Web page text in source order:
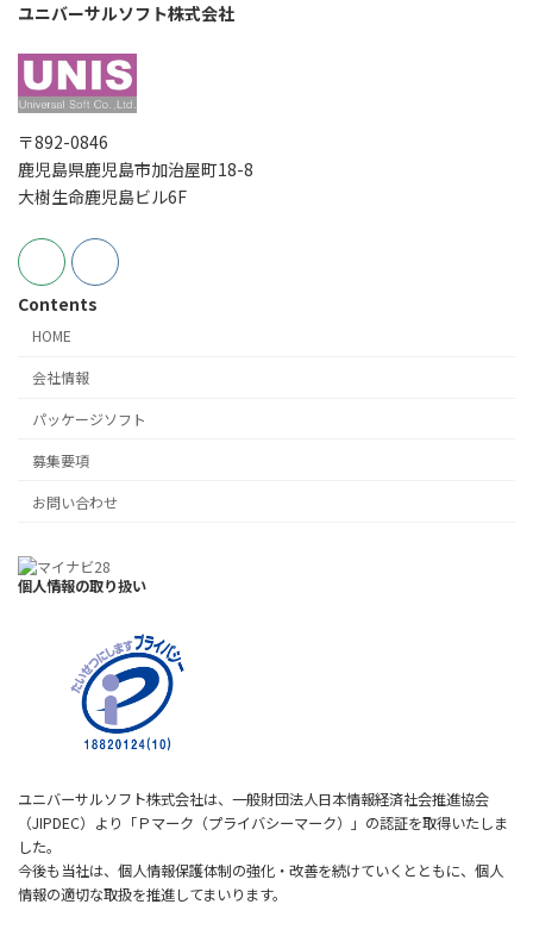
ユニバーサルソフト株式会社
〒892-0846
鹿児島県鹿児島市加治屋町18-8
大樹生命鹿児島ビル6F
Contents
HOME
会社情報
パッケージソフト
募集要項
お問い合わせ
個人情報の取り扱い
ユニバーサルソフト株式会社は、一般財団法人日本情報経済社会推進協会
（JIPDEC）より「Ｐマーク（プライバシーマーク）」の認証を取得いたしま
した。
今後も当社は、個人情報保護体制の強化・改善を続けていくとともに、個人
情報の適切な取扱を推進してまいります。